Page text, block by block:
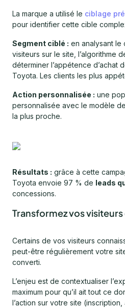
La marque a utilisé le ciblage
pour identifier cette cible
Segment ciblé : en analysant le
visiteurs sur le site, l’algorithme
déterminer l’appétence d’achat
Toyota. Les clients les plus
Action personnalisée : une
personnalisée avec le modèle
la plus proche.
Résultats : grâce à cette
Toyota envoie 97 % de leads
concessions.
Transformez vos
Certains de vos visiteurs
peut-être régulièrement votre
converti.
L’enjeu est de contextualiser
maximum pour qu’il ait tout ce
l’action sur votre site